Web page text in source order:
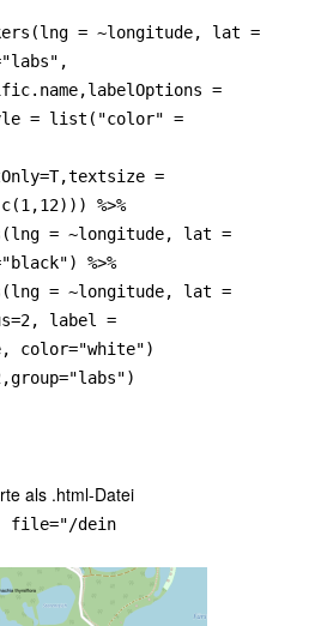
= ~longitude, lat =
=
= list("color" =
=
%>%
= ~longitude, lat =
%>%
= ~longitude, lat =
label =
color="white")
als .html-Datei
file="/dein